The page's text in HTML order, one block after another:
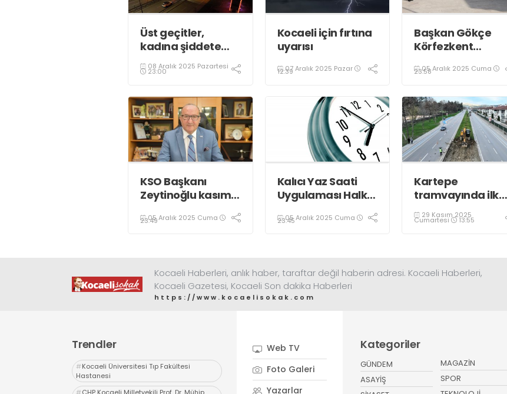
Üst geçitler,
kadına şiddete
karşı “turuncu”
renkle aydınlatıldı;
08 Aralık 2025 Pazartesi
23:00
Kocaeli için fırtına
uyarısı
07 Aralık 2025 Pazar
12:39
Başkan Gökçe
Körfezkent
Oldu
05 Aralık 2025 Cuma
23:58
KSO Başkanı
Zeytinoğlu kasım
verilerini
05 Aralık 2025 Cuma
23:49
Kalıcı Yaz Saati
Uygulaması Halkın
Ediyor!
05 Aralık 2025 Cuma
23:45
Kartepe
tramvayında ilk
kepçe vuruldu
29 Kasım 2025
Cumartesi 13:55
Kocaeli Haberleri, anlık haber, taraftar değil haberin adresi. Kocaeli Haberleri,
Kocaeli Gazetesi, Kocaeli Son dakika Haberleri
https://www.kocaelisokak.com
Trendler
#Kocaeli Üniversitesi Tıp Fakültesi
Hastanesi
Web TV
Foto Galeri
Yazarlar
Kategoriler
GÜNDEM
ASAYİŞ
MAGAZİN
SPOR